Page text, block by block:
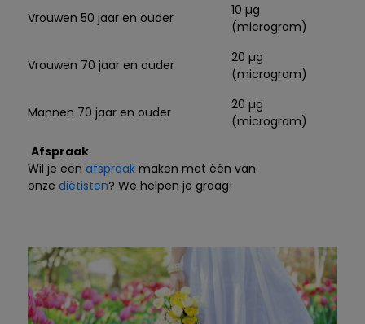
Vrouwen 50 jaar en ouder
10 µg
(microgram)
Vrouwen 70 jaar en ouder
20 µg
(microgram)
Mannen 70 jaar en ouder
20 µg
(microgram)
Afspraak
Wil je een afspraakmaken met één van
onze diëtisten? We helpen je graag!